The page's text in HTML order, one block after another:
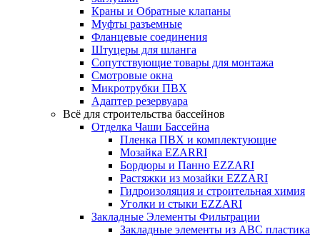
Краны и Обратные клапаны
Муфты разъемные
Фланцевые соединения
Штуцеры для шланга
Сопутствующие товары для монтажа
Смотровые окна
Микротрубки ПВХ
Адаптер резервуара
Всё для строительства бассейнов
Отделка Чаши Бассейна
Пленка ПВХ и комплектующие
Мозайка EZARRI
Бордюры и Панно EZZARI
Растяжки из мозайки EZZARI
Гидроизоляция и строительная химия
Уголки и стыки EZZARI
Закладные Элементы Фильтрации
Закладные элементы из ABC пластика